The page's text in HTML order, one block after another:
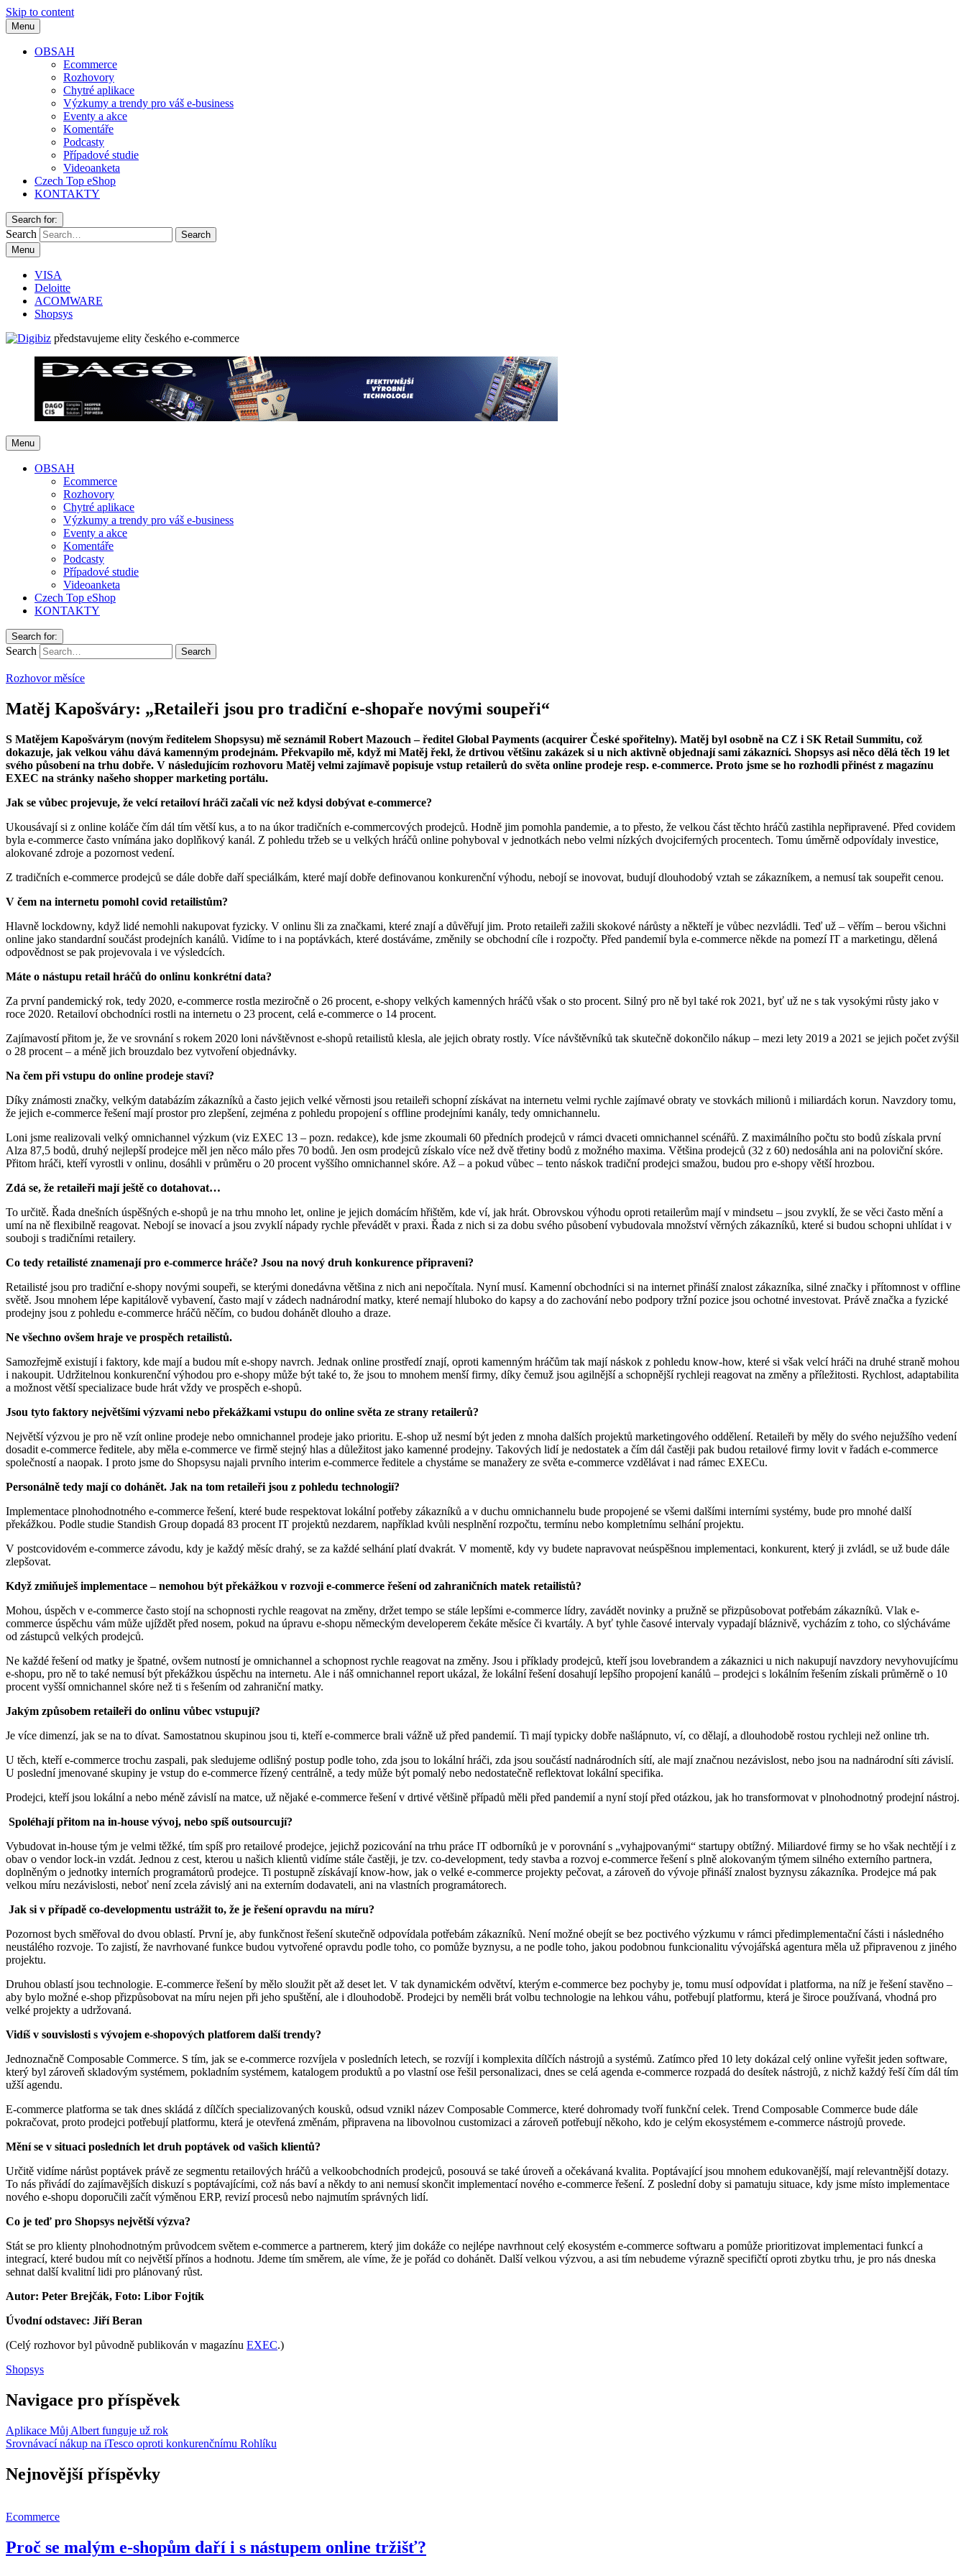
Skip to content
Menu
OBSAH
Ecommerce
Rozhovory
Chytré aplikace
Výzkumy a trendy pro váš e-business
Eventy a akce
Komentáře
Podcasty
Případové studie
Videoanketa
Czech Top eShop
KONTAKTY
Search for:
Search
Menu
VISA
Deloitte
ACOMWARE
Shopsys
představujeme elity českého e-commerce
Menu
OBSAH
Ecommerce
Rozhovory
Chytré aplikace
Výzkumy a trendy pro váš e-business
Eventy a akce
Komentáře
Podcasty
Případové studie
Videoanketa
Czech Top eShop
KONTAKTY
Search for:
Search
Rozhovor měsíce
Matěj Kapošváry: „Retaileři jsou pro tradiční e-shopaře novými soupeři“
S Matějem Kapošvárym (novým ředitelem Shopsysu) mě seznámil Robert Mazouch – ředitel Global Payments (acquirer České spořitelny). Matěj byl osobně na CZ i SK Retail Summitu, což
dokazuje, jak velkou váhu dává kamenným prodejnám. Překvapilo mě, když mi Matěj řekl, že drtivou většinu zakázek si u nich aktivně objednají sami zákazníci. Shopsys asi něco dělá těch 19 let
svého působení na trhu dobře. V následujícím rozhovoru Matěj velmi zajímavě popisuje vstup retailerů do světa online prodeje resp. e-commerce. Proto jsme se ho rozhodli přinést z magazínu
EXEC na stránky našeho shopper marketing portálu.
Jak se vůbec projevuje, že velcí retailoví hráči začali víc než kdysi dobývat e‑commerce?
Ukousávají si z online koláče čím dál tím větší kus, a to na úkor tradičních e-commercových prodejců. Hodně jim pomohla pandemie, a to přesto, že velkou část těchto hráčů zastihla nepřipravené. Před covidem
byla e-commerce často vnímána jako doplňkový kanál. Z pohledu tržeb se u velkých hráčů online pohyboval v jednotkách nebo velmi nízkých dvojciferných procentech. Tomu úměrně odpovídaly investice,
alokované zdroje a pozornost vedení.
Z tradičních e-commerce prodejců se dále dobře daří speciálkám, které mají dobře definovanou konkurenční výhodu, nebojí se inovovat, budují dlouhodobý vztah se zákazníkem, a nemusí tak soupeřit cenou.
V čem na internetu pomohl covid retailistům?
Hlavně lockdowny, když lidé nemohli nakupovat fyzicky. V onlinu šli za značkami, které znají a důvěřují jim. Proto retaileři zažili skokové nárůsty a někteří je vůbec nezvládli. Teď už – věřím – berou všichni
online jako standardní součást prodejních kanálů. Vidíme to i na poptávkách, které dostáváme, změnily se obchodní cíle i rozpočty. Před pandemií byla e-commerce někde na pomezí IT a marketingu, dělená
odpovědnost se pak projevovala i ve výsledcích.
Máte o nástupu retail hráčů do onlinu konkrétní data?
Za první pandemický rok, tedy 2020, e-commerce rostla meziročně o 26 procent, e-shopy velkých kamenných hráčů však o sto procent. Silný pro ně byl také rok 2021, byť už ne s tak vysokými růsty jako v
roce 2020. Retailoví obchodníci rostli na internetu o 23 procent, celá e-commerce o 14 procent.
Zajímavostí přitom je, že ve srovnání s rokem 2020 loni návštěvnost e-shopů retailistů klesla, ale jejich obraty rostly. Více návštěvníků tak skutečně dokončilo nákup – mezi lety 2019 a 2021 se jejich počet zvýšil
o 28 procent – a méně jich brouzdalo bez vytvoření objednávky.
Na čem při vstupu do online prodeje staví?
Díky známosti značky, velkým databázím zákazníků a často jejich velké věrnosti jsou retaileři schopní získávat na internetu velmi rychle zajímavé obraty ve stovkách milionů i miliardách korun. Navzdory tomu,
že jejich e-commerce řešení mají prostor pro zlepšení, zejména z pohledu propojení s offline prodejními kanály, tedy omnichannelu.
Loni jsme realizovali velký omnichannel výzkum (viz EXEC 13 – pozn. redakce), kde jsme zkoumali 60 předních prodejců v rámci dvaceti omnichannel scénářů. Z maximálního počtu sto bodů získala první
Alza 87,5 bodů, druhý nejlepší prodejce měl jen něco málo přes 70 bodů. Jen osm prodejců získalo více než dvě třetiny bodů z možného maxima. Většina prodejců (32 z 60) nedosáhla ani na poloviční skóre.
Přitom hráči, kteří vyrostli v onlinu, dosáhli v průměru o 20 procent vyššího omnichannel skóre. Až – a pokud vůbec – tento náskok tradiční prodejci smažou, budou pro e-shopy větší hrozbou.
Zdá se, že retaileři mají ještě co dotahovat…
To určitě. Řada dnešních úspěšných e-shopů je na trhu mnoho let, online je jejich domácím hřištěm, kde ví, jak hrát. Obrovskou výhodu oproti retailerům mají v mindsetu – jsou zvyklí, že se věci často mění a
umí na ně flexibilně reagovat. Nebojí se inovací a jsou zvyklí nápady rychle převádět v praxi. Řada z nich si za dobu svého působení vybudovala množství věrných zákazníků, které si budou schopni uhlídat i v
souboji s tradičními retailery.
Co tedy retailisté znamenají pro e-commerce hráče? Jsou na nový druh konkurence připraveni?
Retailisté jsou pro tradiční e-shopy novými soupeři, se kterými donedávna většina z nich ani nepočítala. Nyní musí. Kamenní obchodníci si na internet přináší znalost zákazníka, silné značky i přítomnost v offline
světě. Jsou mnohem lépe kapitálově vybavení, často mají v zádech nadnárodní matky, které nemají hluboko do kapsy a do zachování nebo podpory tržní pozice jsou ochotné investovat. Právě značka a fyzické
prodejny jsou z pohledu e-commerce hráčů něčím, co budou dohánět dlouho a draze.
Ne všechno ovšem hraje ve prospěch retailistů.
Samozřejmě existují i faktory, kde mají a budou mít e-shopy navrch. Jednak online prostředí znají, oproti kamenným hráčům tak mají náskok z pohledu know-how, které si však velcí hráči na druhé straně mohou
i nakoupit. Udržitelnou konkurenční výhodou pro e-shopy může být také to, že jsou to mnohem menší firmy, díky čemuž jsou agilnější a schopnější rychleji reagovat na změny a příležitosti. Rychlost, adaptabilita
a možnost větší specializace bude hrát vždy ve prospěch e-shopů.
Jsou tyto faktory největšími výzvami nebo překážkami vstupu do online světa ze strany retailerů?
Největší výzvou je pro ně vzít online prodeje nebo omnichannel prodeje jako prioritu. E-shop už nesmí být jeden z mnoha dalších projektů marketingového oddělení. Retaileři by měly do svého nejužšího vedení
dosadit e-commerce ředitele, aby měla e-commerce ve firmě stejný hlas a důležitost jako kamenné prodejny. Takových lidí je nedostatek a čím dál častěji pak budou retailové firmy lovit v řadách e-commerce
společností a naopak. I proto jsme do Shopsysu najali prvního interim e-commerce ředitele a chystáme se manažery ze světa e-commerce vzdělávat i nad rámec EXECu.
Personálně tedy mají co dohánět. Jak na tom retaileři jsou z pohledu technologií?
Implementace plnohodnotného e-commerce řešení, které bude respektovat lokální potřeby zákazníků a v duchu omnichannelu bude propojené se všemi dalšími interními systémy, bude pro mnohé další
překážkou. Podle studie Standish Group dopadá 83 procent IT projektů nezdarem, například kvůli nesplnění rozpočtu, termínu nebo kompletnímu selhání projektu.
V postcovidovém e-commerce závodu, kdy je každý měsíc drahý, se za každé selhání platí dvakrát. V momentě, kdy vy budete napravovat neúspěšnou implementaci, konkurent, který ji zvládl, se už bude dále
zlepšovat.
Když zmiňuješ implementace – nemohou být překážkou v rozvoji e-commerce řešení od zahraničních matek retailistů?
Mohou, úspěch v e-commerce často stojí na schopnosti rychle reagovat na změny, držet tempo se stále lepšími e-commerce lídry, zavádět novinky a pružně se přizpůsobovat potřebám zákazníků. Vlak e-
commerce úspěchu vám může ujíždět před nosem, pokud na úpravu e-shopu německým developerem čekáte měsíce či kvartály. A byť tyhle časové intervaly vypadají bláznivě, vycházím z toho, co slýcháváme
od zástupců velkých prodejců.
Ne každé řešení od matky je špatné, ovšem nutností je omnichannel a schopnost rychle reagovat na změny. Jsou i příklady prodejců, kteří jsou lovebrandem a zákaznici u nich nakupují navzdory nevyhovujícímu
e-shopu, pro ně to také nemusí být překážkou úspěchu na internetu. Ale i náš omnichannel report ukázal, že lokální řešení dosahují lepšího propojení kanálů – prodejci s lokálním řešením získali průměrně o 10
procent vyšší omnichannel skóre než ti s řešením od zahraniční matky.
Jakým způsobem retaileři do onlinu vůbec vstupují?
Je více dimenzí, jak se na to dívat. Samostatnou skupinou jsou ti, kteří e-commerce brali vážně už před pandemií. Ti mají typicky dobře našlápnuto, ví, co dělají, a dlouhodobě rostou rychleji než online trh.
U těch, kteří e-commerce trochu zaspali, pak sledujeme odlišný postup podle toho, zda jsou to lokální hráči, zda jsou součástí nadnárodních sítí, ale mají značnou nezávislost, nebo jsou na nadnárodní síti závislí.
U poslední jmenované skupiny je vstup do e-commerce řízený centrálně, a tedy může být pomalý nebo nedostatečně reflektovat lokální specifika.
Prodejci, kteří jsou lokální a nebo méně závislí na matce, už nějaké e-commerce řešení v drtivé většině případů měli před pandemií a nyní stojí před otázkou, jak ho transformovat v plnohodnotný prodejní nástroj.
Spoléhají přitom na in-house vývoj, nebo spíš outsourcují?
Vybudovat in-house tým je velmi těžké, tím spíš pro retailové prodejce, jejichž pozicování na trhu práce IT odborníků je v porovnání s „vyhajpovanými“ startupy obtížný. Miliardové firmy se ho však nechtějí i z
obav o vendor lock-in vzdát. Jednou z cest, kterou u našich klientů vidíme stále častěji, je tzv. co-development, tedy stavba a rozvoj e-commerce řešení s plně alokovaným týmem silného externího partnera,
doplněným o jednotky interních programátorů prodejce. Ti postupně získávají know-how, jak o velké e-commerce projekty pečovat, a zároveň do vývoje přináší znalost byznysu zákazníka. Prodejce má pak
velkou míru nezávislosti, neboť není zcela závislý ani na externím dodavateli, ani na vlastních programátorech.
Jak si v případě co-developmentu ustrážit to, že je řešení opravdu na míru?
Pozornost bych směřoval do dvou oblastí. První je, aby funkčnost řešení skutečně odpovídala potřebám zákazníků. Není možné obejít se bez poctivého výzkumu v rámci předimplementační části i následného
neustálého rozvoje. To zajistí, že navrhované funkce budou vytvořené opravdu podle toho, co pomůže byznysu, a ne podle toho, jakou podobnou funkcionalitu vývojářská agentura měla už připravenou z jiného
projektu.
Druhou oblastí jsou technologie. E-commerce řešení by mělo sloužit pět až deset let. V tak dynamickém odvětví, kterým e-commerce bez pochyby je, tomu musí odpovídat i platforma, na níž je řešení stavěno –
aby bylo možné e-shop přizpůsobovat na míru nejen při jeho spuštění, ale i dlouhodobě. Prodejci by neměli brát volbu technologie na lehkou váhu, potřebují platformu, která je široce používaná, vhodná pro
velké projekty a udržovaná.
Vidíš v souvislosti s vývojem e-shopových platforem další trendy?
Jednoznačně Composable Commerce. S tím, jak se e-commerce rozvíjela v posledních letech, se rozvíjí i komplexita dílčích nástrojů a systémů. Zatímco před 10 lety dokázal celý online vyřešit jeden software,
který byl zároveň skladovým systémem, pokladním systémem, katalogem produktů a po vlastní ose řešil personalizaci, dnes se celá agenda e-commerce rozpadá do desítek nástrojů, z nichž každý řeší čím dál tím
užší agendu.
E-commerce platforma se tak dnes skládá z dílčích specializovaných kousků, odsud vznikl název Composable Commerce, které dohromady tvoří funkční celek. Trend Composable Commerce bude dále
pokračovat, proto prodejci potřebují platformu, která je otevřená změnám, připravena na libovolnou customizaci a zároveň potřebují někoho, kdo je celým ekosystémem e-commerce nástrojů provede.
Mění se v situaci posledních let druh poptávek od vašich klientů?
Určitě vidíme nárůst poptávek právě ze segmentu retailových hráčů a velkoobchodních prodejců, posouvá se také úroveň a očekávaná kvalita. Poptávající jsou mnohem edukovanější, mají relevantnější dotazy.
To nás přivádí do zajímavějších diskuzí s poptávajícími, což nás baví a někdy to ani nemusí skončit implementací nového e-commerce řešení. Z poslední doby si pamatuju situace, kdy jsme místo implementace
nového e-shopu doporučili začít výměnou ERP, revizí procesů nebo najmutím správných lidí.
Co je teď pro Shopsys největší výzva?
Stát se pro klienty plnohodnotným průvodcem světem e-commerce a partnerem, který jim dokáže co nejlépe navrhnout celý ekosystém e-commerce softwaru a pomůže prioritizovat implementaci funkcí a
integrací, které budou mít co největší přínos a hodnotu. Jdeme tím směrem, ale víme, že je pořád co dohánět. Další velkou výzvou, a asi tím nebudeme výrazně specifičtí oproti zbytku trhu, je pro nás dneska
sehnat další kvalitní lidi pro plánovaný růst.
Autor: Peter Brejčák, Foto: Libor Fojtík
Úvodní odstavec: Jiří Beran
(Celý rozhovor byl původně publikován v magazínu EXEC.)
Shopsys
Navigace pro příspěvek
Aplikace Můj Albert funguje už rok
Srovnávací nákup na iTesco oproti konkurenčnímu Rohlíku
Nejnovější příspěvky
Ecommerce
Proč se malým e-shopům daří i s nástupem online tržišť?